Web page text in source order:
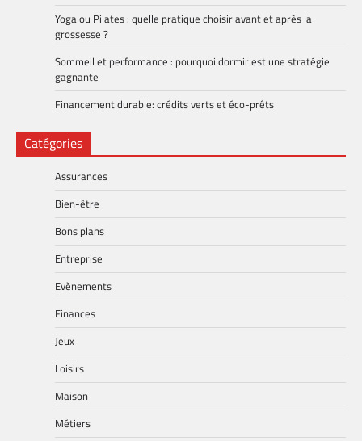
Yoga ou Pilates : quelle pratique choisir avant et après la
grossesse ?
Sommeil et performance : pourquoi dormir est une stratégie
gagnante
Financement durable: crédits verts et éco-prêts
Catégories
Assurances
Bien-être
Bons plans
Entreprise
Evènements
Finances
Jeux
Loisirs
Maison
Métiers